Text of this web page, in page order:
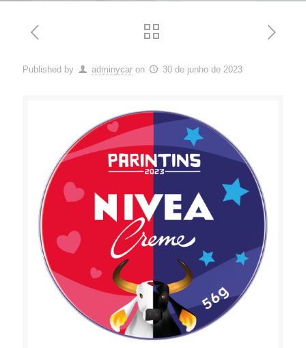
Published by adminycar on 30 de junho de 2023